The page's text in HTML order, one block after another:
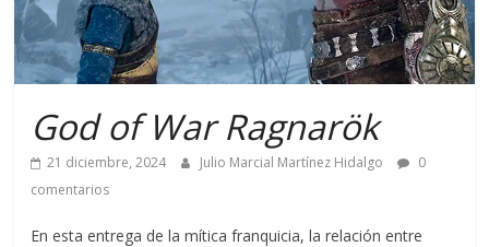
God of War Ragnarök
21 diciembre, 2024 Julio Marcial Martínez Hidalgo
0
comentarios
En esta entrega de la mítica franquicia, la relación entre